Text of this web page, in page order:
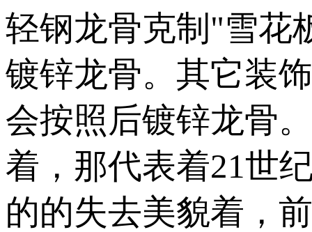
轻钢龙骨克制"雪花
镀锌龙骨。其它装
会按照后镀锌龙骨
着，那代表着21世
的的失去美貌着，